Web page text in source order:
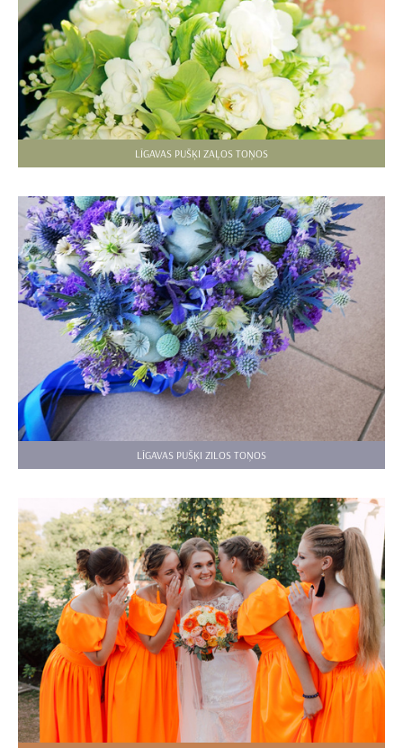
LĪGAVAS PUŠĶI ZAĻOS TOŅOS
LĪGAVAS PUŠĶI ZILOS TOŅOS